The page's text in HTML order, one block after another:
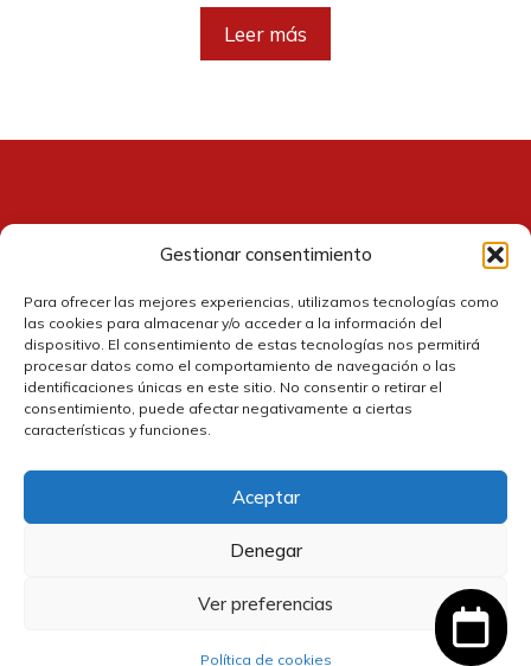
Gestionar consentimiento
Para ofrecer las mejores experiencias, utilizamos tecnologías como
las cookies para almacenar y/o acceder a la información del
dispositivo. El consentimiento de estas tecnologías nos permitirá
procesar datos como el comportamiento de navegación o las
identificaciones únicas en este sitio. No consentir o retirar el
consentimiento, puede afectar negativamente a ciertas
características y funciones.
Aceptar
Denegar
Ver preferencias
Política de cookies
original
era:
es:
Leer más
Contacto